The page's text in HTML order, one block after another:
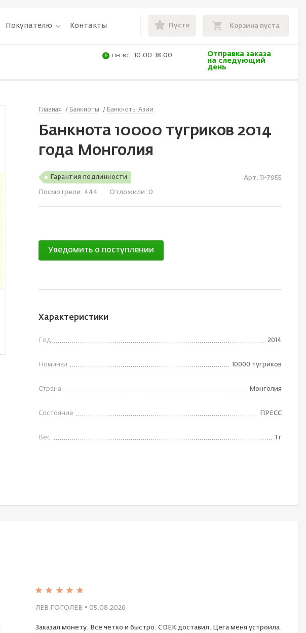
Покупателю Контакты Пусто Корзина пуста
пн-вс: 10:00-18:00
Отправка заказа
на следующий
день
Главная Банкноты Банкноты Азии
Банкнота 10000 тугриков 2014
года Монголия
Гарантия подлинности Арт. 11-7955
Посмотрели: 444 Отложили: 0
Уведомить о поступлении
Характеристики
Год 2014
Номинал 10000 тугриков
Страна Монголия
Состояние ПРЕСС
Вес 1 г
ЛЕВ ГОГОЛЕВ • 05.08.2026
Заказал монету. Все четко и быстро. CDEK доставил. Цега меня устроила.